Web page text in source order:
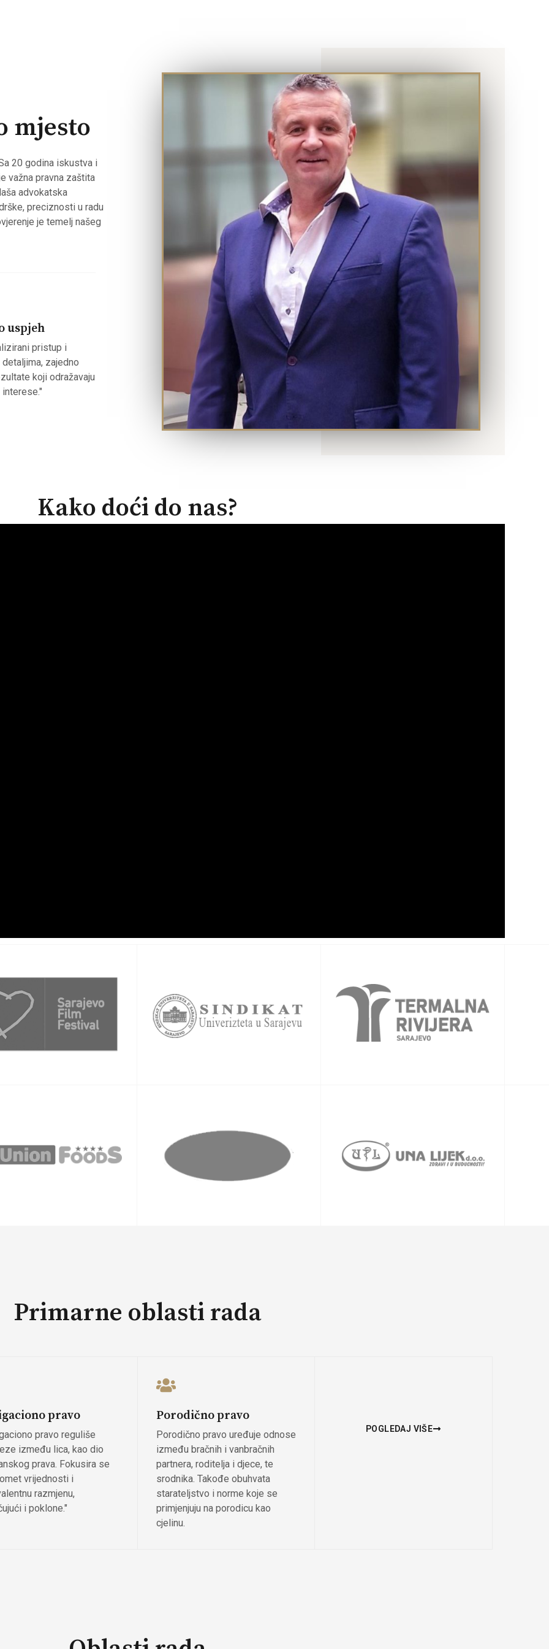
mjesto
20 godina iskustva i
važna pravna zaštita
advokatska
preciznosti u radu
je temelj našeg
uspjeh
pristup i
zajedno
koji odražavaju
Kako doći do nas?
Primarne oblasti rada
pravo
pravo reguliše
između lica, kao dio
prava. Fokusira se
vrijednosti i
razmjenu,
i poklone."
Porodično pravo
Porodično pravo uređuje odnose
između bračnih i vanbračnih
partnera, roditelja i djece, te
srodnika. Takođe obuhvata
starateljstvo i norme koje se
primjenjuju na porodicu kao
cjelinu.
POGLEDAJ VIŠE